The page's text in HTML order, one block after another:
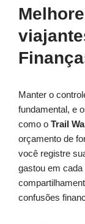
Manter o
fundamental, e
como o Trail
orçamento de
você registre
gastou em cada
confusões